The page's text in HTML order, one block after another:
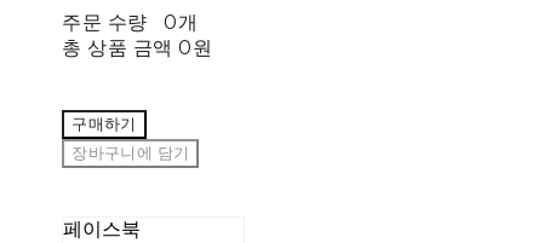
주문 수량
0개
총 상품 금액 0원
구매하기
장바구니에 담기
페이스북